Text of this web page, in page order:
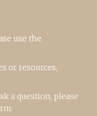
use the
or resources,
a question, please